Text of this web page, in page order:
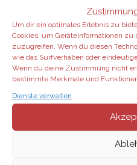
Um dir ein optimales Erlebnis zu
Cookies, um Geräteinformationen
zuzugreifen. Wenn du diesen
wie das Surfverhalten oder
Wenn du deine Zustimmung nicht
bestimmte Merkmale und
Dienste verwalten
Wähle für deinen
Beispiel das